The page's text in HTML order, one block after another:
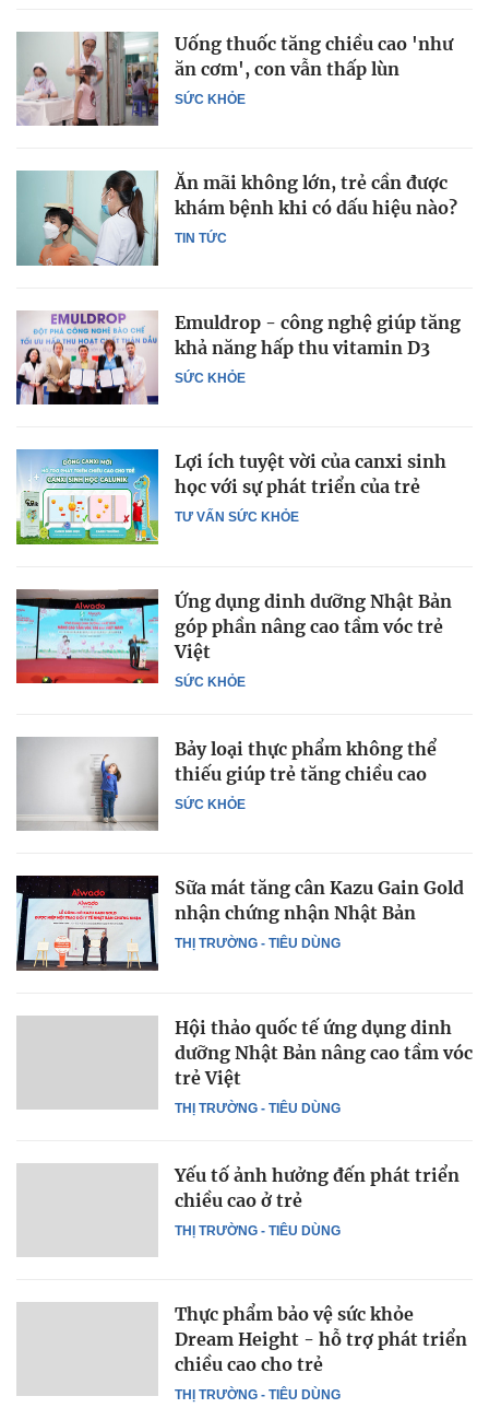
SỨC KHỎE
Uống thuốc tăng chiều cao 'như
ăn cơm', con vẫn thấp lùn
TIN TỨC
Ăn mãi không lớn, trẻ cần được
khám bệnh khi có dấu hiệu nào?
SỨC KHỎE
Emuldrop - công nghệ giúp tăng
khả năng hấp thu vitamin D3
TƯ VẤN SỨC KHỎE
Lợi ích tuyệt vời của canxi sinh
học với sự phát triển của trẻ
SỨC KHỎE
Ứng dụng dinh dưỡng Nhật Bản
góp phần nâng cao tầm vóc trẻ
Việt
SỨC KHỎE
Bảy loại thực phẩm không thể
thiếu giúp trẻ tăng chiều cao
THỊ TRƯỜNG - TIÊU DÙNG
Sữa mát tăng cân Kazu Gain Gold
nhận chứng nhận Nhật Bản
THỊ TRƯỜNG - TIÊU DÙNG
Hội thảo quốc tế ứng dụng dinh
dưỡng Nhật Bản nâng cao tầm vóc
trẻ Việt
THỊ TRƯỜNG - TIÊU DÙNG
Yếu tố ảnh hưởng đến phát triển
chiều cao ở trẻ
THỊ TRƯỜNG - TIÊU DÙNG
Thực phẩm bảo vệ sức khỏe
Dream Height - hỗ trợ phát triển
chiều cao cho trẻ